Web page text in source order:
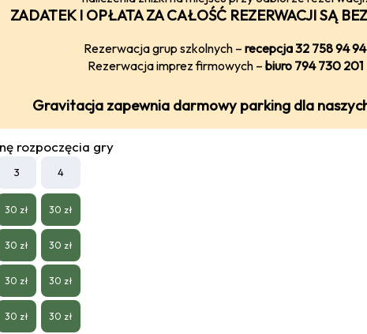
ZADATEK I OPŁATA ZA CAŁOŚĆ REZERWACJI SĄ
Rezerwacja grup szkolnych – recepcja 32 758 94 94
Rezerwacja imprez firmowych – biuro 794 730 201
Gravitacja zapewnia darmowy parking dla
rozpoczęcia gry
3 4
30 zł 30 zł
30 zł 30 zł
30 zł 30 zł
30 zł 30 zł